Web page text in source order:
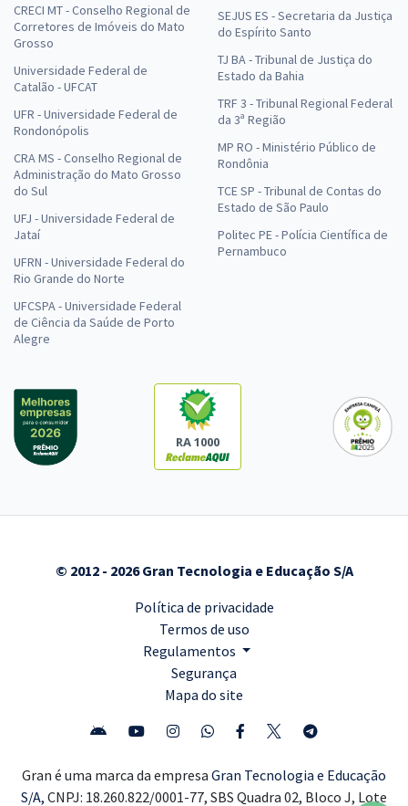
CRECI MT - Conselho Regional de
Corretores de Imóveis do Mato
Grosso
Universidade Federal de
Catalão - UFCAT
UFR - Universidade Federal de
Rondonópolis
CRA MS - Conselho Regional de
Administração do Mato Grosso
do Sul
UFJ - Universidade Federal de
Jataí
UFRN - Universidade Federal do
Rio Grande do Norte
UFCSPA - Universidade Federal
de Ciência da Saúde de Porto
Alegre
SEJUS ES - Secretaria da Justiça
do Espírito Santo
TJ BA - Tribunal de Justiça do
Estado da Bahia
TRF 3 - Tribunal Regional Federal
da 3ª Região
MP RO - Ministério Público de
Rondônia
TCE SP - Tribunal de Contas do
Estado de São Paulo
Politec PE - Polícia Científica de
Pernambuco
RA 1000
© 2012 - 2026 Gran Tecnologia e Educação S/A
Política de privacidade
Termos de uso
Regulamentos
Segurança
Mapa do site
Gran é uma marca da empresa Gran Tecnologia e Educação
S/A, CNPJ: 18.260.822/0001-77, SBS Quadra 02, Bloco J, Lote